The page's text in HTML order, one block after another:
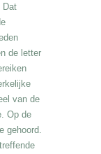
Dat
de letter
van de
Op de
gehoord.